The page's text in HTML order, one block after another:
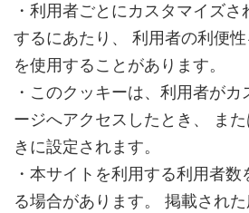
・利用者ごとにカスタマイズ
するにあたり、 利用者の利便
を使用することがあります。
・このクッキーは、利用者が
ージへアクセスしたとき、 ま
きに設定されます。
・本サイトを利用する利用者
る場合があります。 掲載され